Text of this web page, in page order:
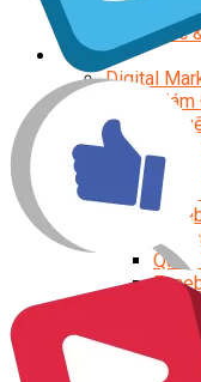
Kiến Thức
Marketing
Digital
Bán